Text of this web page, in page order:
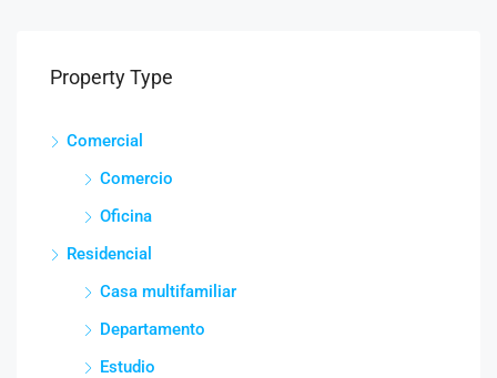
Property Type
Comercial
Comercio
Oficina
Residencial
Casa multifamiliar
Departamento
Estudio